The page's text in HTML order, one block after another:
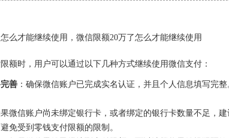
么才能继续使用，微信限额20万了怎么才能继续使用
额时，用户可以通过以下几种方式继续使用微信支付：
善 ：确保微信账户已完成实名认证，并且个人信息填写完
果微信账户尚未绑定银行卡，或者绑定的银行卡数量不足，
免受到零钱支付限额的限制。